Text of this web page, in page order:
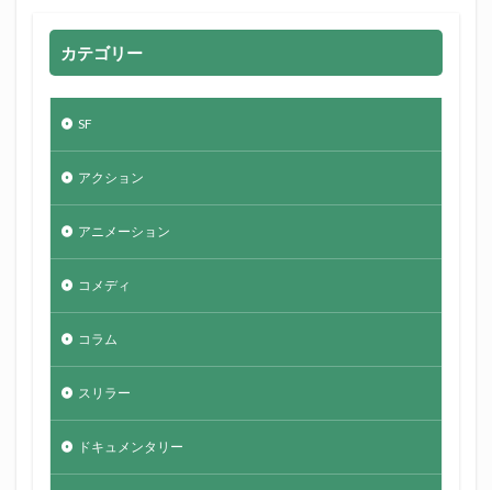
カテゴリー
SF
アクション
アニメーション
コメディ
コラム
スリラー
ドキュメンタリー